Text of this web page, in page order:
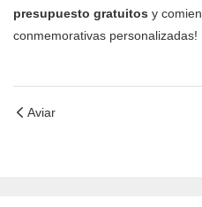
presupuesto gratuitos y
conmemorativas personalizadas!
Aviar